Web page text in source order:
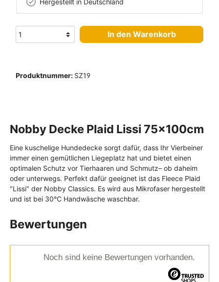
Hergestellt in Deutschland
In den Warenkorb
Produktnummer: SZ19
Nobby Decke Plaid Lissi 75x100cm
Eine kuschelige Hundedecke sorgt dafür, dass Ihr Vierbeiner
immer einen gemütlichen Liegeplatz hat und bietet einen
optimalen Schutz vor Tierhaaren und Schmutz– ob daheim
oder unterwegs. Perfekt dafür geeignet ist das Fleece Plaid
"Lissi" der Nobby Classics. Es wird aus Mikrofaser hergestellt
und ist bei 30°C Handwäsche waschbar.
Bewertungen
Noch sind keine Bewertungen vorhanden.